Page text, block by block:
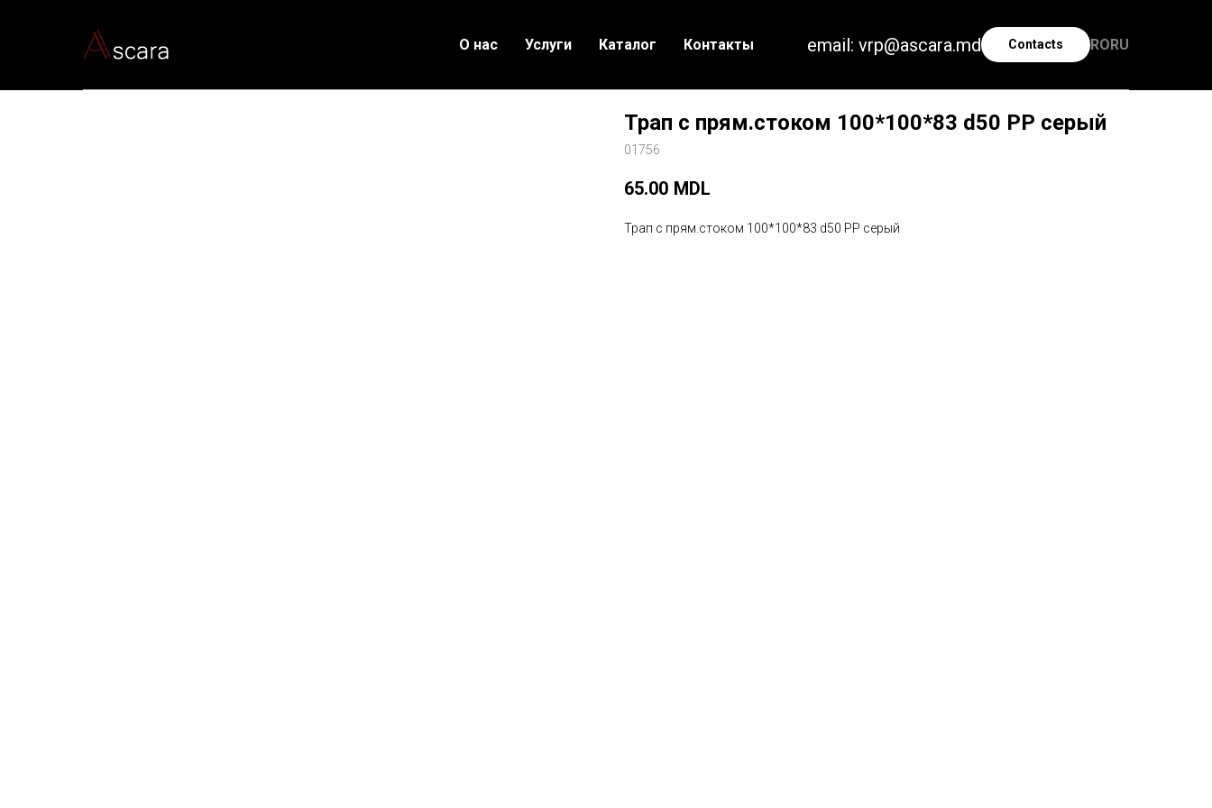
О нас Услуги Каталог Контакты email: vrp@ascara.md Contacts RO RU
Трап с прям.стоком 100*100*83 d50 РР серый
01756
65.00 MDL
Трап с прям.стоком 100*100*83 d50 РР серый